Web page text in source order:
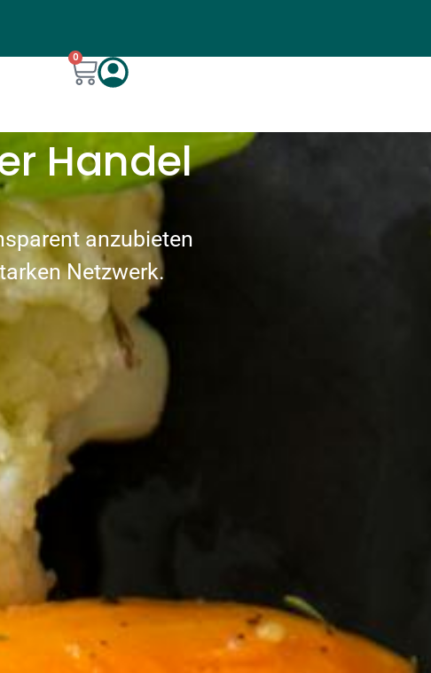
0
Handel
anzubieten
Netzwerk.